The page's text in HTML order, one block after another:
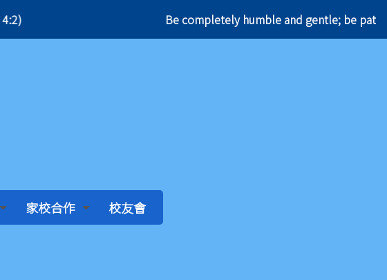
Be completely humble and gentle; be patient,
家校合作 校友會